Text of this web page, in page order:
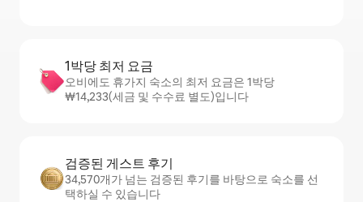
1박당 최저 요금
오비에도 휴가지 숙소의 최저 요금은 1박당
₩14,233(세금 및 수수료 별도)입니다
검증된 게스트 후기
34,570개가 넘는 검증된 후기를 바탕으로 숙소를 선
택하실 수 있습니다